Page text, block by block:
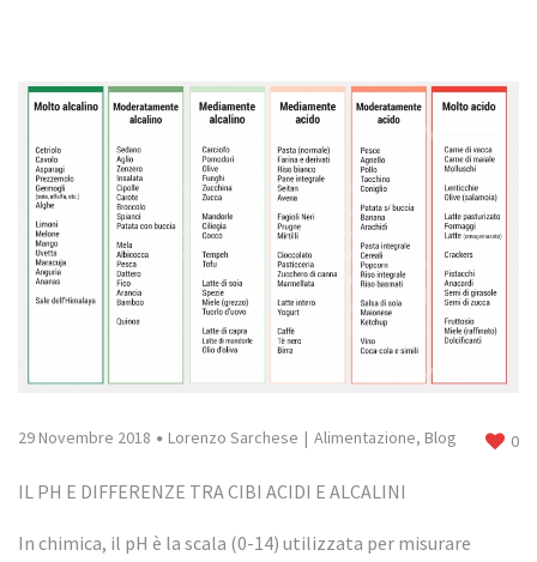
29 Novembre 2018 Lorenzo Sarchese Alimentazione, Blog 0
IL PH E DIFFERENZE TRA CIBI ACIDI E ALCALINI
In chimica, il pH è la scala (0-14) utilizzata per misurare